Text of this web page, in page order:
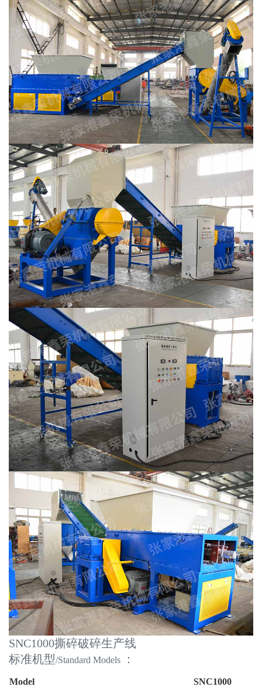
SNC1000撕碎破碎生产线
标准机型/Standard Models ：
Model
SNC1000